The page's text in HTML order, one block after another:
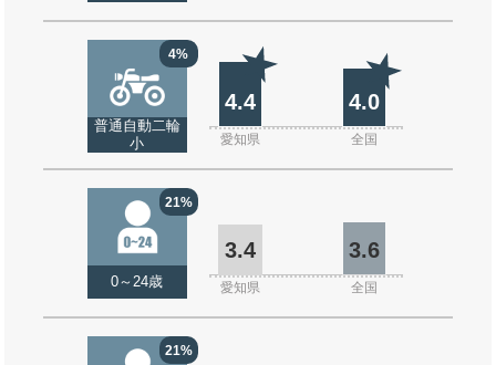
4%
普通自動二輪
小
4.4 4.0
愛知県 全国
21%
0～24歳
3.4 3.6
愛知県 全国
21%